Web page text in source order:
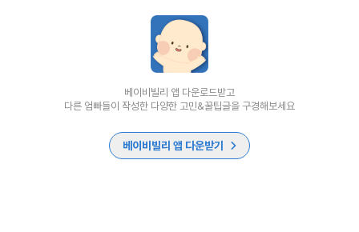
베이비빌리 앱 다운로드받고
다른 엄빠들이 작성한 다양한 고민&꿀팁글을 구경해보세요
베이비빌리 앱 다운받기